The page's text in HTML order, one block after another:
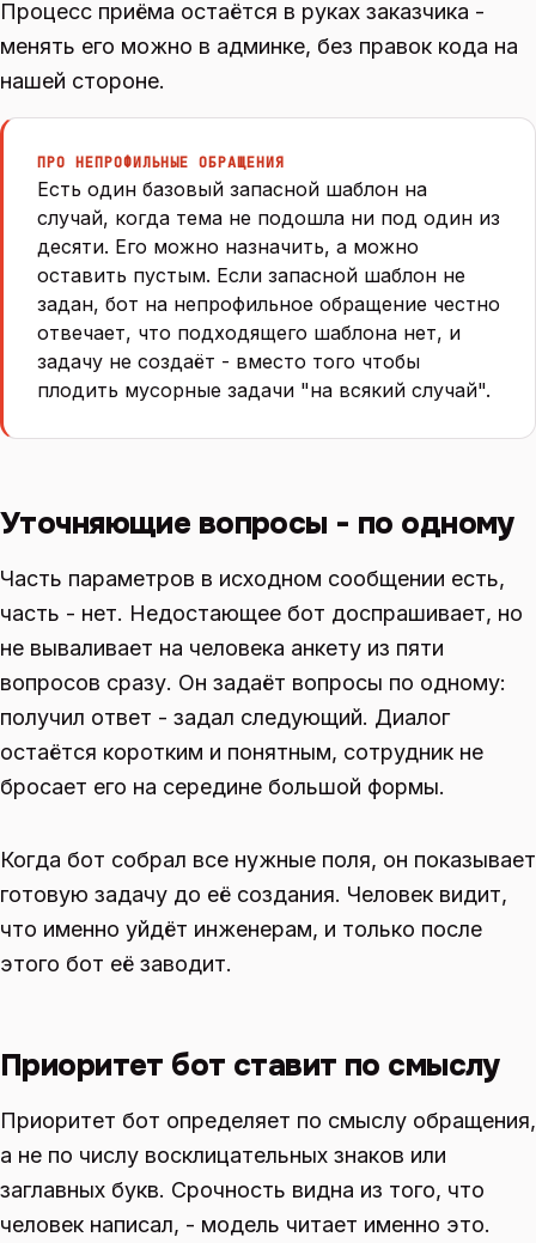
Процесс приёма остаётся в руках заказчика -
менять его можно в админке, без правок кода на
нашей стороне.
ПРО НЕПРОФИЛЬНЫЕ ОБРАЩЕНИЯ
Есть один базовый запасной шаблон на
случай, когда тема не подошла ни под один из
десяти. Его можно назначить, а можно
оставить пустым. Если запасной шаблон не
задан, бот на непрофильное обращение честно
отвечает, что подходящего шаблона нет, и
задачу не создаёт - вместо того чтобы
плодить мусорные задачи "на всякий случай".
Уточняющие вопросы - по одному
Часть параметров в исходном сообщении есть,
часть - нет. Недостающее бот доспрашивает, но
не вываливает на человека анкету из пяти
вопросов сразу. Он задаёт вопросы по одному:
получил ответ - задал следующий. Диалог
остаётся коротким и понятным, сотрудник не
бросает его на середине большой формы.
Когда бот собрал все нужные поля, он показывает
готовую задачу до её создания. Человек видит,
что именно уйдёт инженерам, и только после
этого бот её заводит.
Приоритет бот ставит по смыслу
Приоритет бот определяет по смыслу обращения,
а не по числу восклицательных знаков или
заглавных букв. Срочность видна из того, что
человек написал, - модель читает именно это.